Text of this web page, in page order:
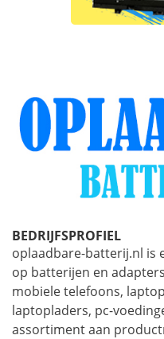
BEDRIJFSPROFIEL
oplaadbare-batterij.nl is
op batterijen en
mobiele telefoons,
laptopladers, pc-
assortiment aan